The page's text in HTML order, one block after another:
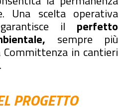
Una scelta operativa
il perfetto
sempre più
Committenza in cantieri
PROGETTO